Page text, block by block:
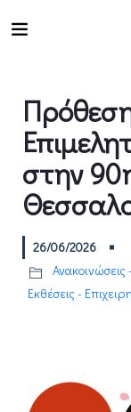
στην
26/06/2026
Εκθέσεις -